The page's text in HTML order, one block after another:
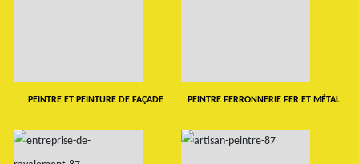
PEINTRE ET PEINTURE DE FAÇADE PEINTRE FERRONNERIE FER ET MÉTAL